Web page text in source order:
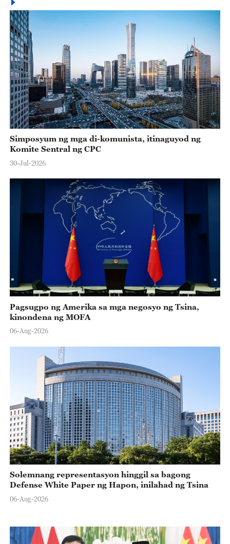
Simposyum ng mga di-komunista, itinaguyod ng
Komite Sentral ng CPC
30-Jul-2026
Pagsugpo ng Amerika sa mga negosyo ng Tsina,
kinondena ng MOFA
06-Aug-2026
Solemnang representasyon hinggil sa bagong
Defense White Paper ng Hapon, inilahad ng Tsina
06-Aug-2026